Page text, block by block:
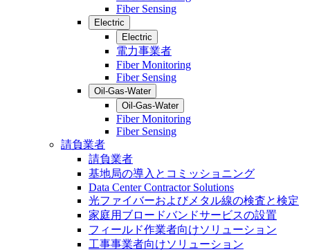
Fiber Sensing
Electric
Electric
電力事業者
Fiber Monitoring
Fiber Sensing
Oil-Gas-Water
Oil-Gas-Water
Fiber Monitoring
Fiber Sensing
請負業者
請負業者
基地局の導入とコミッショニング
Data Center Contractor Solutions
光ファイバーおよびメタル線の検査と検定
家庭用ブロードバンドサービスの設置
フィールド作業者向けソリューション
工事事業者向けソリューション